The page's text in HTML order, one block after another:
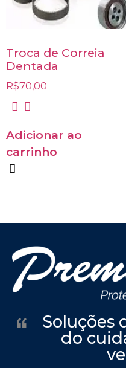
Troca de Correia
Dentada
R$70,00
Adicionar ao
carrinho
Soluções
do